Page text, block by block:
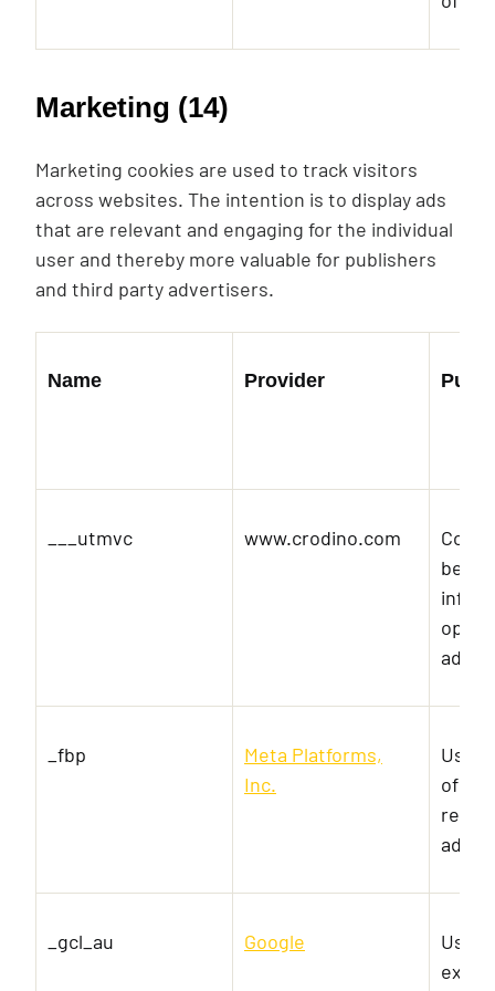
Marketing (14)
Marketing cookies are used to track visitors
across websites. The intention is to display ads
that are relevant and engaging for the individual
user and thereby more valuable for publishers
and third party advertisers.
Name Provider
___utmvc www.crodino.com
_fbp
Meta Platforms,
Inc.
Used
of
real
_gcl_au Google
Used